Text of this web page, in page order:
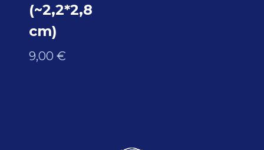
(~2,2*2,8
cm)
9,00 €